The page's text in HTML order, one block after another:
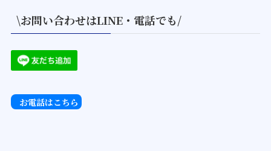
\お問い合わせはLINE・電話でも/
お電話はこちら